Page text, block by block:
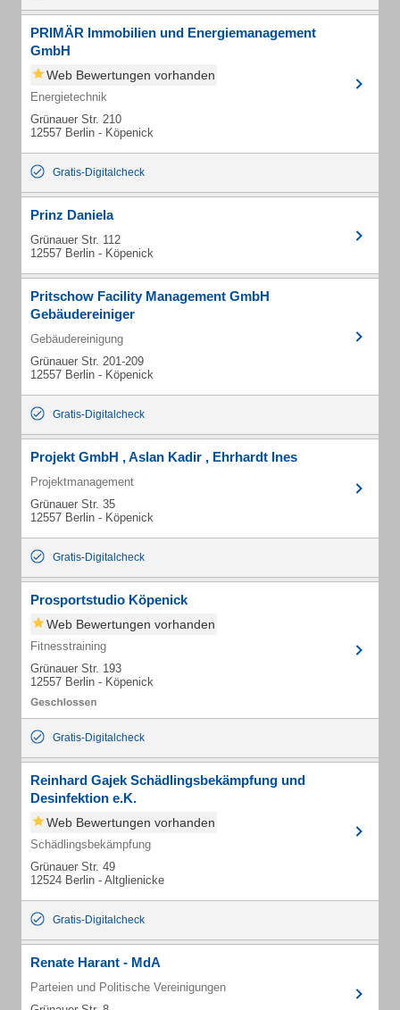
PRIMÄR Immobilien und Energiemanagement
GmbH
Web Bewertungen vorhanden
Energietechnik
Grünauer Str. 210
12557 Berlin - Köpenick
Gratis-Digitalcheck
Prinz Daniela
Grünauer Str. 112
12557 Berlin - Köpenick
Pritschow Facility Management GmbH
Gebäudereiniger
Gebäudereinigung
Grünauer Str. 201-209
12557 Berlin - Köpenick
Gratis-Digitalcheck
Projekt GmbH , Aslan Kadir , Ehrhardt Ines
Projektmanagement
Grünauer Str. 35
12557 Berlin - Köpenick
Gratis-Digitalcheck
Prosportstudio Köpenick
Web Bewertungen vorhanden
Fitnesstraining
Grünauer Str. 193
12557 Berlin - Köpenick
Gratis-Digitalcheck
Reinhard Gajek Schädlingsbekämpfung und
Desinfektion e.K.
Web Bewertungen vorhanden
Schädlingsbekämpfung
Grünauer Str. 49
12524 Berlin - Altglienicke
Gratis-Digitalcheck
Renate Harant - MdA
Parteien und Politische Vereinigungen